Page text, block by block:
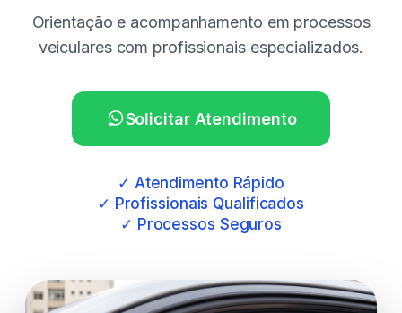
Orientação e acompanhamento em processos
veiculares com profissionais especializados.
Solicitar Atendimento
✓ Atendimento Rápido
✓ Profissionais Qualificados
✓ Processos Seguros